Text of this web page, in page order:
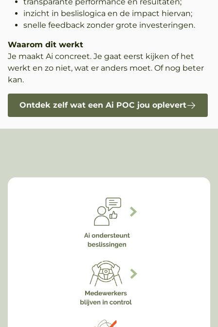
inzicht in beslislogica en de impact hiervan;
snelle feedback zonder grote investeringen.
Waarom dit werkt
Je maakt Ai concreet. Je gaat eerst kijken of het
werkt en zo niet, wat er anders moet. Of nog beter
kan.
Ontdek zelf wat een Ai POC jou oplevert